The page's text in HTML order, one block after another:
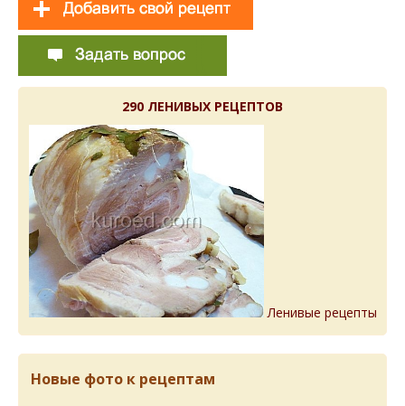
290 ЛЕНИВЫХ РЕЦЕПТОВ
Ленивые рецепты
Новые фото к рецептам